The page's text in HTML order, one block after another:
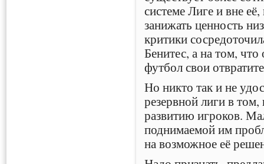
системе Лиге и вне
занижать ценность
критики
Бенитес, а на том, что
футбол свои
Но никто так и не
резервной лиги в
развитию игроков.
поднимаемой им
на возможное её